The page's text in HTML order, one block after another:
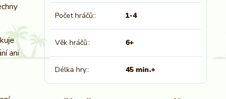
ani
Počet hráčů: 1-4
Věk hráčů: 6+
Délka hry: 45 min.+